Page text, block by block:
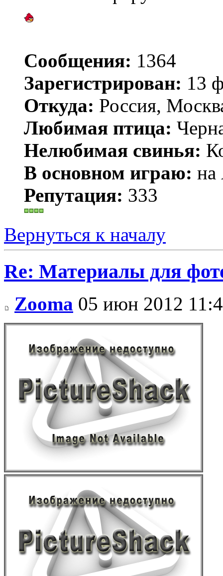
Сообщения: 1364
Зарегистрирован: 13
Откуда: Россия,
Любимая птица:
Нелюбимая свинья:
В основном играю: на
Репутация: 333
Вернуться к началу
Re: Материалы для
Zooma 05 июн 2012